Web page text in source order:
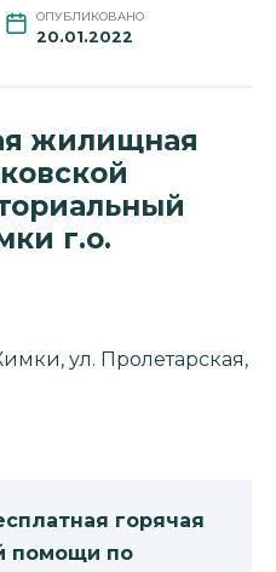
ОПУБЛИКОВАНО
20.01.2022
жилищная
г.о.
ул. Пролетарская,
горячая
помощи по